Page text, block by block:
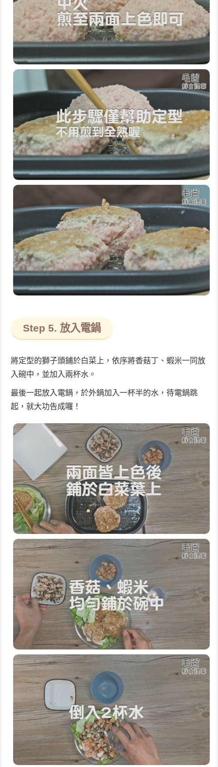
Step 5. 放入電鍋
將定型的獅子頭鋪於白菜上，依序將香菇丁、蝦米一同放
入碗中，並加入兩杯水。
最後一起放入電鍋，於外鍋加入一杯半的水，待電鍋跳
起，就大功告成囉！